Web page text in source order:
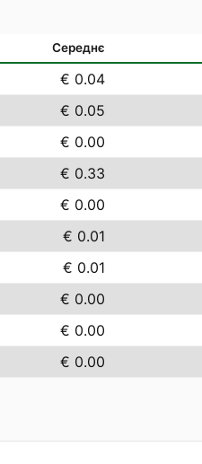
Середнє
€ 0.04
€ 0.05
€ 0.00
€ 0.33
€ 0.00
€ 0.01
€ 0.01
€ 0.00
€ 0.00
€ 0.00